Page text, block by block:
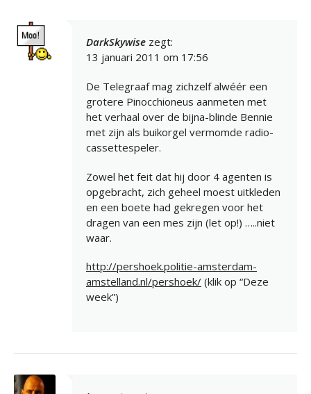
DarkSkywise zegt:
13 januari 2011 om 17:56
De Telegraaf mag zichzelf alwéér een
grotere Pinocchioneus aanmeten met
het verhaal over de bijna-blinde Bennie
met zijn als buikorgel vermomde radio-
cassettespeler.
Zowel het feit dat hij door 4 agenten is
opgebracht, zich geheel moest uitkleden
en een boete had gekregen voor het
dragen van een mes zijn (let op!) …..niet
waar.
http://pershoek.politie-amsterdam-
amstelland.nl/pershoek/ (klik op “Deze
week”)